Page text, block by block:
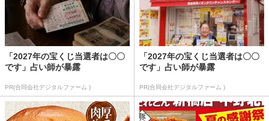
「2027年の宝くじ当選者は〇〇
です」占い師が暴露
PR(合同会社デジタルファーム )
「2027年の宝くじ当選者は〇〇
です」占い師が暴露
PR(合同会社デジタルファーム )